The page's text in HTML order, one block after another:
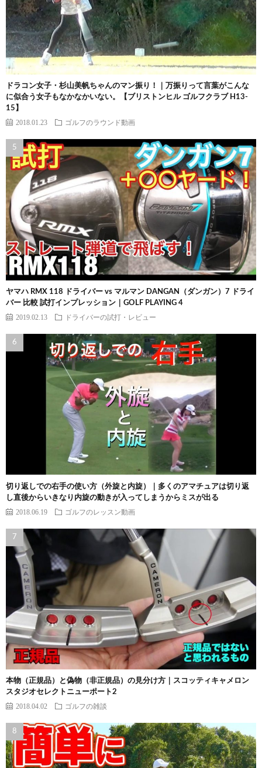
ドラコン女子・杉山美帆ちゃんのマン振り！｜万振りって言葉がこんな
に似合う女子もなかなかいない。【ブリストンヒル ゴルフクラブ H13-
15】
2018.01.23 ゴルフのラウンド動画
ヤマハ RMX 118 ドライバー vs マルマン DANGAN（ダンガン）7 ドライ
バー 比較 試打インプレッション｜GOLF PLAYING 4
2019.02.13 ドライバーの試打・レビュー
切り返しでの右手の使い方（外旋と内旋）｜多くのアマチュアは切り返
し直後からいきなり内旋の動きが入ってしまうからミスが出る
2018.06.19 ゴルフのレッスン動画
本物（正規品）と偽物（非正規品）の見分け方｜スコッティキャメロン
スタジオセレクトニューポート2
2018.04.02 ゴルフの雑談